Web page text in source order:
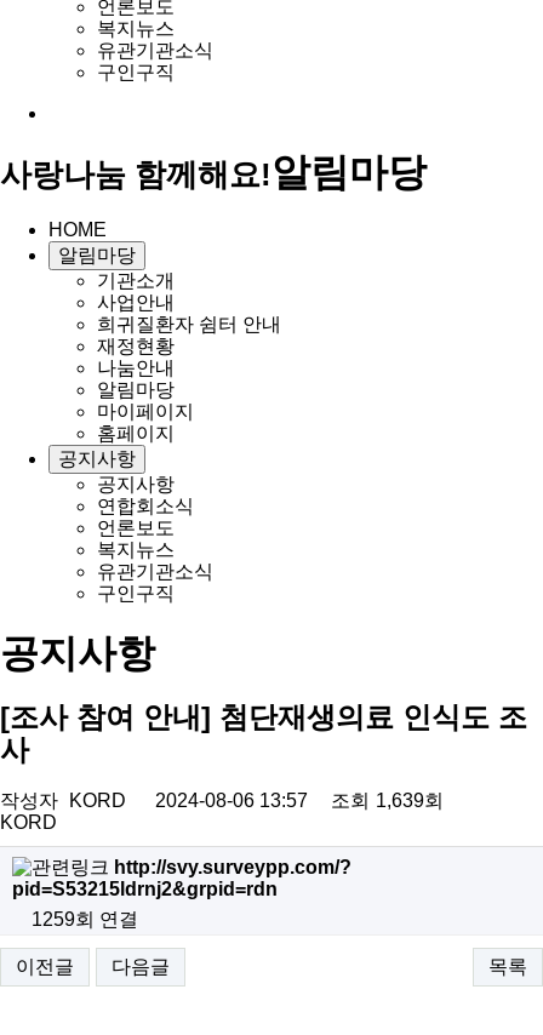
언론보도
복지뉴스
유관기관소식
구인구직
사랑나눔 함께해요!알림마당
HOME
알림마당
기관소개
사업안내
희귀질환자 쉼터 안내
재정현황
나눔안내
알림마당
마이페이지
홈페이지
공지사항
공지사항
연합회소식
언론보도
복지뉴스
유관기관소식
구인구직
공지사항
[조사 참여 안내] 첨단재생의료 인식도 조
사
작성자 KORD 2024-08-06 13:57 조회 1,639회
KORD
http://svy.surveypp.com/?
pid=S53215ldrnj2&grpid=rdn
1259회 연결
이전글 다음글 목록